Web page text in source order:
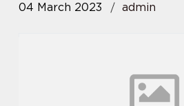
04 March 2023 admin